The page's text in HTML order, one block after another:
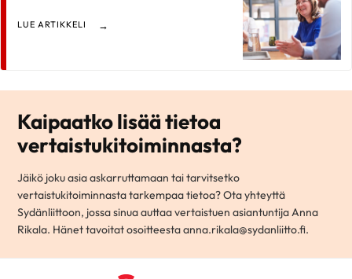
LUE ARTIKKELI
Kaipaatko lisää tietoa
vertaistukitoiminnasta?
Jäikö joku asia askarruttamaan tai tarvitsetko
vertaistukitoiminnasta tarkempaa tietoa? Ota yhteyttä
Sydänliittoon, jossa sinua auttaa vertaistuen asiantuntija Anna
Rikala. Hänet tavoitat osoitteesta anna.rikala@sydanliitto.fi.